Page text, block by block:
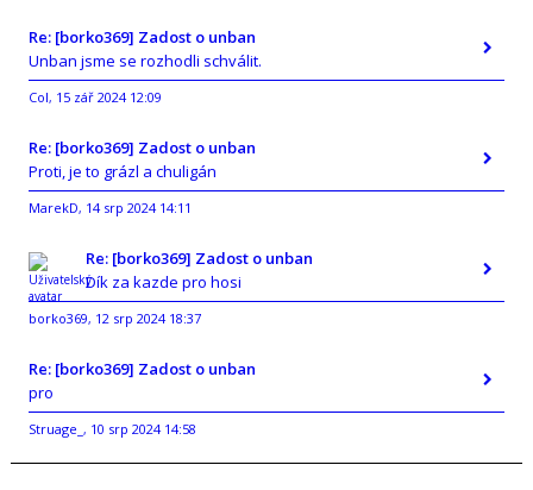
Re: [borko369] Zadost o unban
Unban jsme se rozhodli schválit.
Col, 15 zář 2024 12:09
Re: [borko369] Zadost o unban
Proti, je to grázl a chuligán
MarekD, 14 srp 2024 14:11
Re: [borko369] Zadost o unban
Dík za kazde pro hosi
borko369, 12 srp 2024 18:37
Re: [borko369] Zadost o unban
pro
Struage_ , 10 srp 2024 14:58